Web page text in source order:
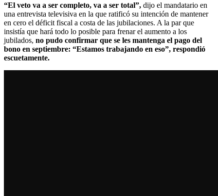
“El veto va a ser completo, va a ser total”, dijo el mandatario en
una entrevista televisiva en la que ratificó su intención de mantener
en cero el déficit fiscal a costa de las jubilaciones. A la par que
insistía que hará todo lo posible para frenar el aumento a los
jubilados, no pudo confirmar que se les mantenga el pago del
bono en septiembre: “Estamos trabajando en eso”, respondió
escuetamente.